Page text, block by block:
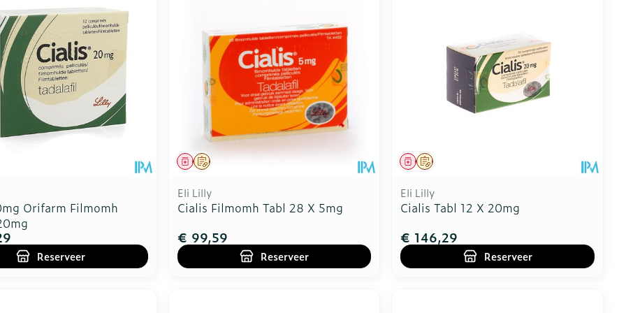
Orifarm Filmomh
Reserveer
Op voorschrift
Geneesmiddel
Eli Lilly
Cialis Filmomh Tabl 28 X 5mg
€ 99,59
Reserveer
Op voorschrift
Geneesmiddel
Eli Lilly
Cialis Tabl 12 X 20mg
€ 146,29
Reserveer